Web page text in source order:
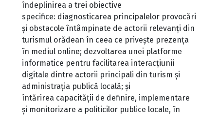
îndeplinirea a trei obiective
specifice: diagnosticarea principalelor provocări
și obstacole întâmpinate de actorii relevanți din
turismul orădean în ceea ce privește prezența
în mediul online; dezvoltarea unei platforme
informatice pentru facilitarea interacțiunii
digitale dintre actorii principali din turism și
administrația publică locală; și
întărirea capacității de definire, implementare
și monitorizare a politicilor publice locale, în